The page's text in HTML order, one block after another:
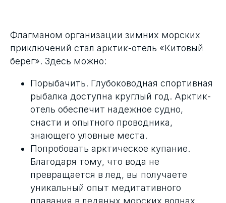
Флагманом организации зимних морских
приключений стал арктик-отель «Китовый
берег». Здесь можно:
Порыбачить. Глубоководная спортивная
рыбалка доступна круглый год. Арктик-
отель обеспечит надежное судно,
снасти и опытного проводника,
знающего уловные места.
Попробовать арктическое купание.
Благодаря тому, что вода не
превращается в лед, вы получаете
уникальный опыт медитативного
плавания в ледяных морских волнах.